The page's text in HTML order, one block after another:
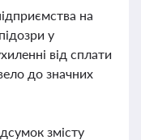
на
у
від сплати
до значних
змісту